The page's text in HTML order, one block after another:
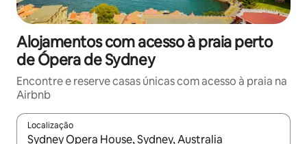
Alojamentos com acesso à praia perto
de Ópera de Sydney
Encontre e reserve casas únicas com acesso à praia na
Airbnb
Localização
Quando os resultados estiverem disponíveis, navegue com